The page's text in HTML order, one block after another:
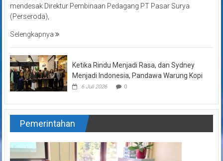
mendesak Direktur Pembinaan Pedagang PT Pasar Surya
(Perseroda),
Selengkapnya
Ketika Rindu Menjadi Rasa, dan Sydney
Menjadi Indonesia, Pandawa Warung Kopi
6 Juli 2026 0
Pemerintahan